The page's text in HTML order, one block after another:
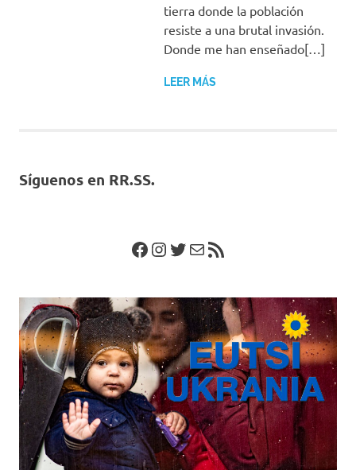
tierra donde la población
resiste a una brutal invasión.
Donde me han enseñado[…]
LEER MÁS
Síguenos en RR.SS.
Facebook
Instagram
Twitter
Correo electrónico
Feed RSS